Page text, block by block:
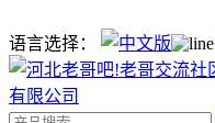
语言选择：